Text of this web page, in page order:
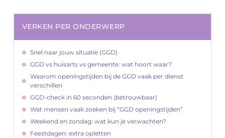
VERKEN PER ONDERWERP
Snel naar jouw situatie (GGD)
GGD vs huisarts vs gemeente: wat hoort waar?
Waarom openingstijden bij de GGD vaak per dienst
verschillen
GGD-check in 60 seconden (betrouwbaar)
Wat mensen vaak zoeken bij “GGD openingstijden”
Weekend en zondag: wat kun je verwachten?
Feestdagen: extra opletten